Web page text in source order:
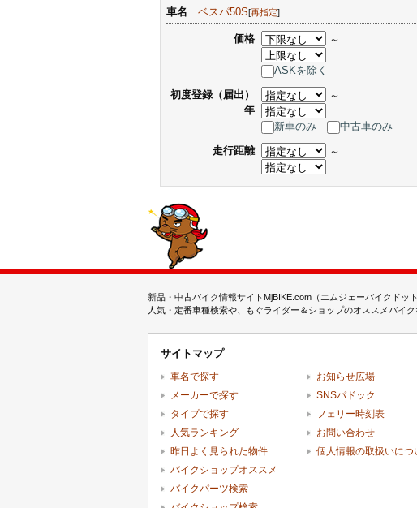
車名 ベスパ50S[再指定]
価格 ～
ASKを除く
初度登録（届出）
年
～
新車のみ
中古車のみ
走行距離
～
新品・中古バイク情報サイトMjBIKE.com（エムジェーバイクドッ
人気・定番車種検索や、もぐライダー＆ショップのオススメバイ
サイトマップ
車名で探す
メーカーで探す
タイプで探す
人気ランキング
昨日よく見られた物件
バイクショップオススメ
バイクパーツ検索
お知らせ広場
SNSパドック
フェリー時刻表
お問い合わせ
個人情報の取扱いにつ